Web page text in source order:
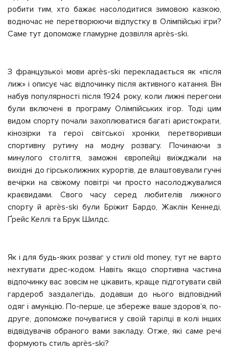
робити тим, хто бажає насолодитися зимовою казкою,
водночасне перетворюючи відпустку в Олімпійські ігри?
Саме тут допоможе гламурне дозвілля après-ski.
З французької мови après-ski перекладається як «після
лиж» і описує час відпочинку після активного катання. Він
набув популярності після 1924 року, коли лижні перегони
були включені в програму Олімпійських ігор. Тоді цим
видомспорту почали захоплюватися багаті аристократи,
кінозірки та герої світської хроніки, перетворивши
спортивну рутину на модну розвагу. Починаючи з
минулого століття, заможні європейці виїжджали на
вихідні до гірськолижних курортів, де влаштовували гучні
вечірки на свіжому повітрі чи просто насолоджувалися
краєвидами. Свого часу середлюбителів лижного
спорту й après-ski були Бріжит Бардо, Жаклін Кеннеді,
Ґрейс Келлі та Брук Шилдс.
Як і для будь-яких розваг у стилі old money, тут не варто
нехтувати дрес-кодом. Навіть якщо спортивна частина
відпочинку вас зовсім не цікавить, краще підготувати свій
гардероб заздалегідь, додавши до нього відповідний
одяг і амуніцію. По-перше, це збереже ваше здоровʼя, по-
друге, допоможе почуватися у своїй тарілці в колі інших
відвідувачів обраного вами закладу. Отже, які саме речі
формують стиль après-ski?